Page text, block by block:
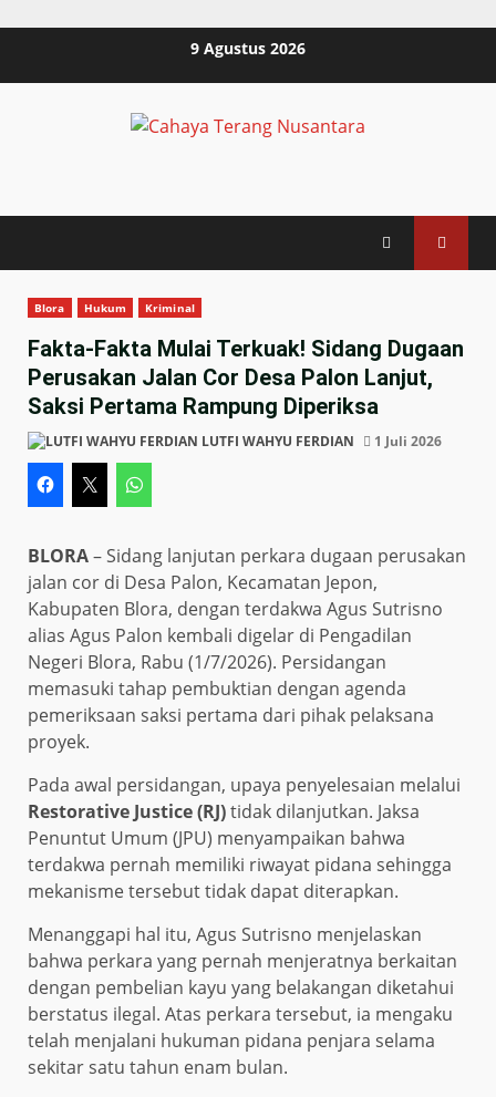
9 Agustus 2026
Blora Hukum Kriminal
Fakta-Fakta Mulai Terkuak! Sidang Dugaan
Perusakan Jalan Cor Desa Palon Lanjut,
Saksi Pertama Rampung Diperiksa
LUTFI WAHYU FERDIAN 1 Juli 2026
BLORA– Sidang lanjutan perkara dugaan perusakan
jalan cor di Desa Palon, Kecamatan Jepon,
Kabupaten Blora, dengan terdakwa Agus Sutrisno
alias Agus Palon kembali digelar di Pengadilan
Negeri Blora, Rabu (1/7/2026). Persidangan
memasuki tahap pembuktian dengan agenda
pemeriksaan saksi pertama dari pihak pelaksana
proyek.
Pada awal persidangan, upaya penyelesaian melalui
Restorative Justice (RJ)tidak dilanjutkan. Jaksa
Penuntut Umum (JPU) menyampaikan bahwa
terdakwa pernah memiliki riwayat pidana sehingga
mekanisme tersebut tidak dapat diterapkan.
Menanggapi hal itu, Agus Sutrisno menjelaskan
bahwa perkara yang pernah menjeratnya berkaitan
dengan pembelian kayu yang belakangan diketahui
berstatus ilegal. Atas perkara tersebut, ia mengaku
telah menjalani hukuman pidana penjara selama
sekitar satu tahun enam bulan.